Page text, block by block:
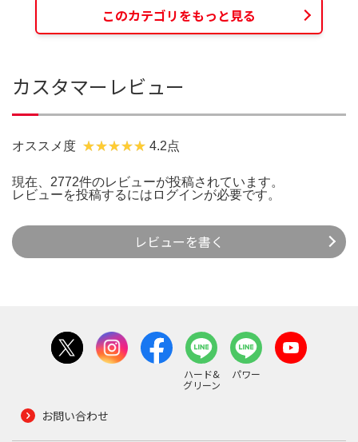
このカテゴリをもっと見る
カスタマーレビュー
オススメ度 4.2点
現在、2772件のレビューが投稿されています。
レビューを投稿するには ログインが必要です。
レビューを書く
ハード&
グリーン
パワー
お問い合わせ